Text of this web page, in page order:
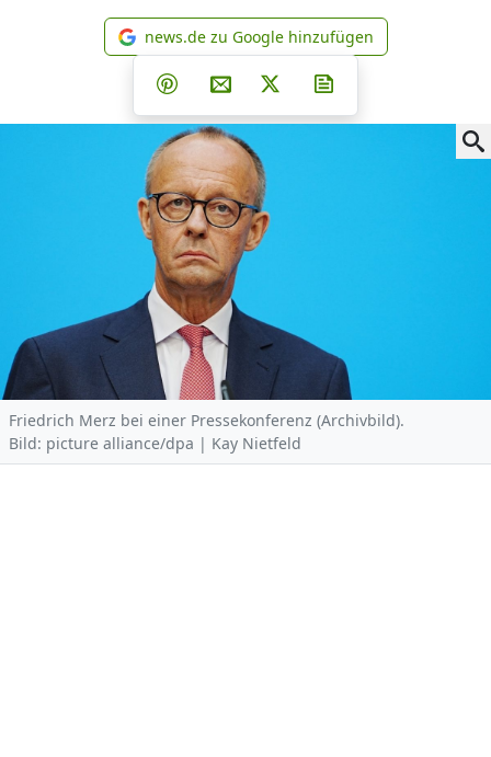
news.de zu Google
news.de zu Google hinzufügen
Teilen auf Facebook
Teilen auf Whatsapp
Teilen auf Telegram
Teilen auf Pinterest
Per E-Mail teilen
Post auf X
Friedrich Merz bei einer Pressekonferenz (Archivbild).
Bild: picture alliance/dpa | Kay Nietfeld